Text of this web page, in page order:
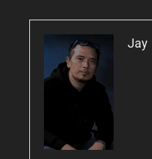
Jay